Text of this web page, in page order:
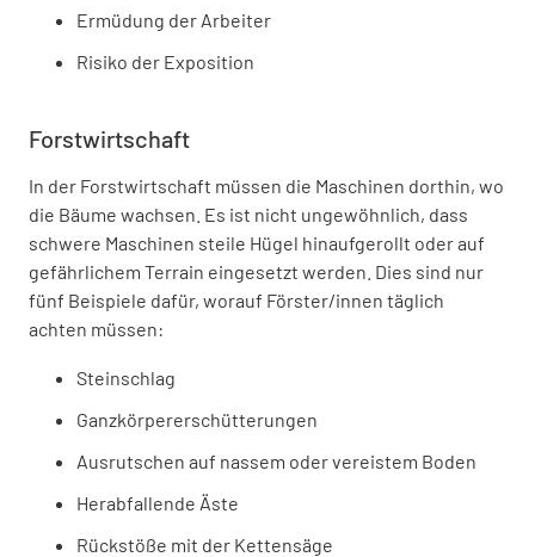
Ermüdung der Arbeiter
Risiko der Exposition
Forstwirtschaft
In der Forstwirtschaft müssen die Maschinen dorthin, wo
die Bäume wachsen. Es ist nicht ungewöhnlich, dass
schwere Maschinen steile Hügel hinaufgerollt oder auf
gefährlichem Terrain eingesetzt werden. Dies sind nur
fünf Beispiele dafür, worauf Förster/innen täglich
achten müssen:
Steinschlag
Ganzkörpererschütterungen
Ausrutschen auf nassem oder vereistem Boden
Herabfallende Äste
Rückstöße mit der Kettensäge